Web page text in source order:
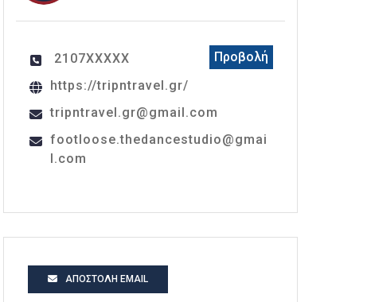
2107XXXXX
Προβολή
https://tripntravel.gr/
tripntravel.gr@gmail.com
footloose.thedancestudio@gmai
l.com
ΑΠΟΣΤΟΛΉ EMAIL